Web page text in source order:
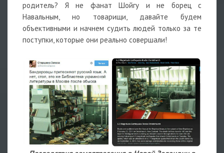
родитель? Я не фанат Шойгу и не борец с
Навальным, но товарищи, давайте будем
объективными и начнем судить людей только за те
поступки, которые они реально совершали!